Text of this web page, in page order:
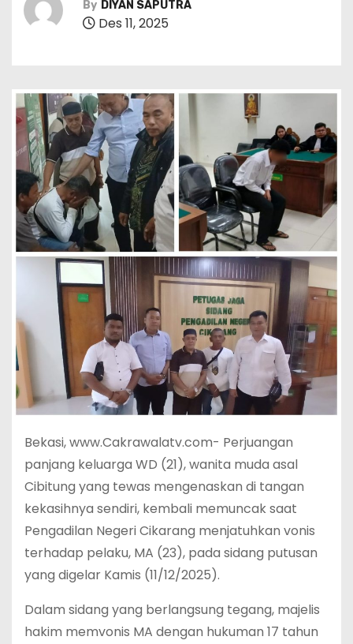
By DIYAN SAPUTRA
Des 11, 2025
Bekasi, www.Cakrawalatv.com- Perjuangan
panjang keluarga WD (21), wanita muda asal
Cibitung yang tewas mengenaskan di tangan
kekasihnya sendiri, kembali memuncak saat
Pengadilan Negeri Cikarang menjatuhkan vonis
terhadap pelaku, MA (23), pada sidang putusan
yang digelar Kamis (11/12/2025).
Dalam sidang yang berlangsung tegang, majelis
hakim memvonis MA dengan hukuman 17 tahun